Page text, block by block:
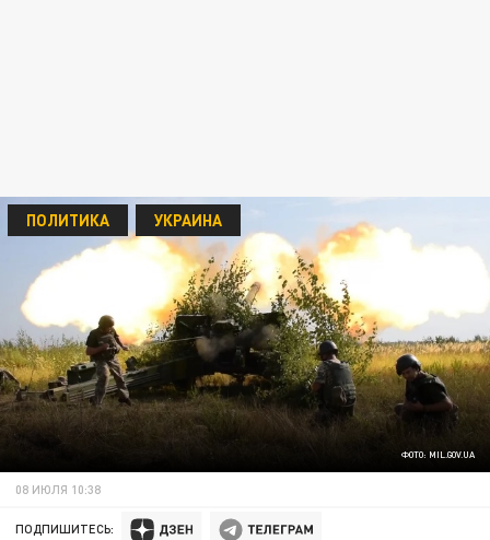
ФОТО: MIL.GOV.UA
ПОЛИТИКА УКРАИНА
08 ИЮЛЯ 10:38
ПОДПИШИТЕСЬ: